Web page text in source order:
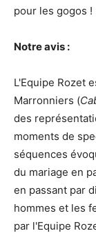
pour les gogos !
Notre avis :
L'Equipe Rozet
Marronniers (
des
moments de
séquences
du mariage en
en passant par
hommes et les
par l'Equipe